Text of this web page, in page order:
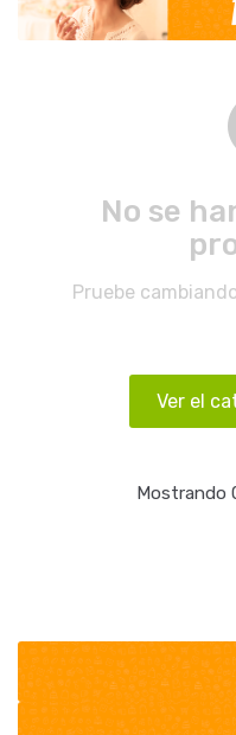
No se
Pruebe
Ver el
Mostrando